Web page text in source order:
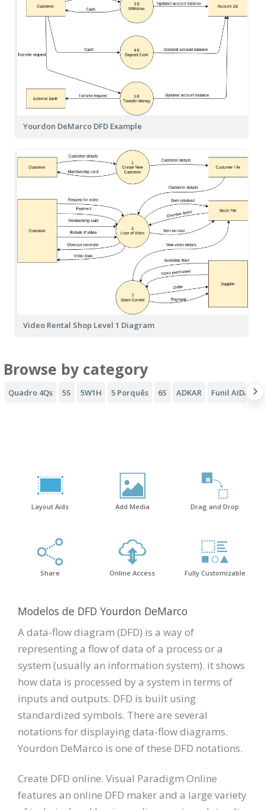
Yourdon DeMarco DFD Example
Video Rental Shop Level 1 Diagram
Browse by category
Quadro 4Qs 5S 5W1H 5 Porquês 6S ADKAR Funil AIDA
Layout Aids Add Media Drag and Drop
Share Online Access Fully Customizable
Modelos de DFD Yourdon DeMarco
A data-flow diagram (DFD) is a way of
representing a flow of data of a process or a
system (usually an information system). it shows
how data is processed by a system in terms of
inputs and outputs. DFD is built using
standardized symbols. There are several
notations for displaying data-flow diagrams.
Yourdon DeMarco is one of these DFD notations.
Create DFD online. Visual Paradigm Online
features an online DFD maker and a large variety